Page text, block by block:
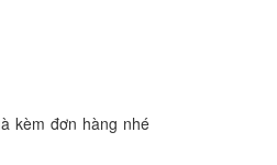
kèm đơn hàng nhé